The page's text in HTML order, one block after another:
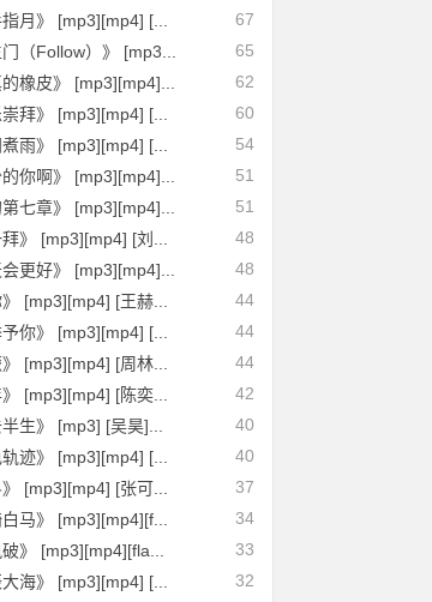
67
指月》 [mp3][mp4] [...
65
门（Follow）》 [mp3...
62
的橡皮》 [mp3][mp4]...
60
崇拜》 [mp3][mp4] [...
54
煮雨》 [mp3][mp4] [...
51
的你啊》 [mp3][mp4]...
51
第七章》 [mp3][mp4]...
48
拜》 [mp3][mp4] [刘...
48
会更好》 [mp3][mp4]...
44
》 [mp3][mp4] [王赫...
44
予你》 [mp3][mp4] [...
44
》 [mp3][mp4] [周林...
42
》 [mp3][mp4] [陈奕...
40
半生》 [mp3] [吴昊]...
40
轨迹》 [mp3][mp4] [...
37
》 [mp3][mp4] [张可...
34
白马》 [mp3][mp4][f...
33
破》 [mp3][mp4][fla...
32
大海》 [mp3][mp4] [...